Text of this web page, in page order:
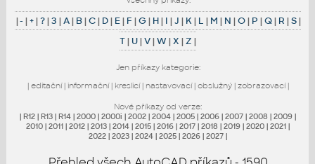
|- |+|?|3 |A| B|C| D| E| F |G| H| I |J | K| L | M | N |O| P |Q| R |S|
T| U|V|W|X |Z |
Jen příkazy kategorie:
| editační| informační| kreslicí| nastavovací| obslužný| zobrazovací|
Nové příkazy od verze:
| R12 | R13 | R14 | 2000 | 2000i | 2002 | 2004 | 2005 | 2006 | 2007 | 2008 | 2009 |
2010 | 2011 | 2012 | 2013 | 2014 | 2015 | 2016 | 2017 | 2018 | 2019 | 2020 | 2021 |
2022 | 2023 | 2024 | 2025 | 2026 | 2027 |